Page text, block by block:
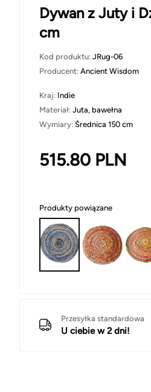
Dywan z Juty i
cm
Kod produktu: JRug-06
Producent: Ancient Wisdom
Kraj: Indie
Materiał: Juta, bawełna
Wymiary: Średnica 150 cm
515.80 PLN
Produkty powiązane
Przesyłka standardowa
U ciebie w 2 dni!